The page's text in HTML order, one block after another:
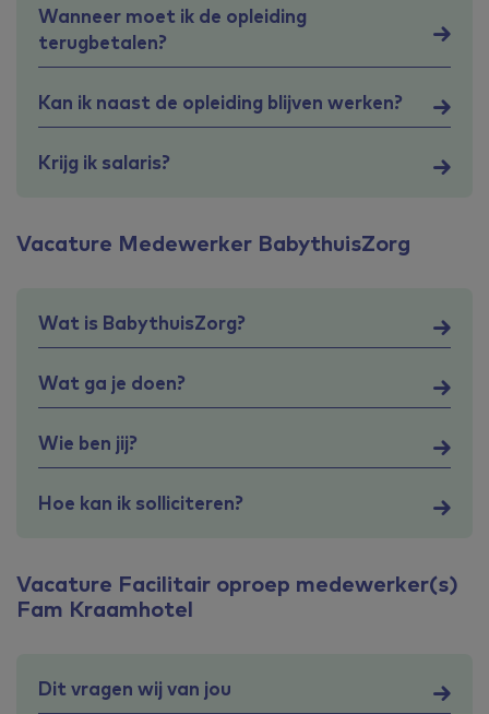
Wanneer moet ik de opleiding
terugbetalen?
Kan ik naast de opleiding blijven werken?
Krijg ik salaris?
Vacature Medewerker BabythuisZorg
Wat is BabythuisZorg?
Wat ga je doen?
Wie ben jij?
Hoe kan ik solliciteren?
Vacature Facilitair oproep medewerker(s)
Fam Kraamhotel
Dit vragen wij van jou